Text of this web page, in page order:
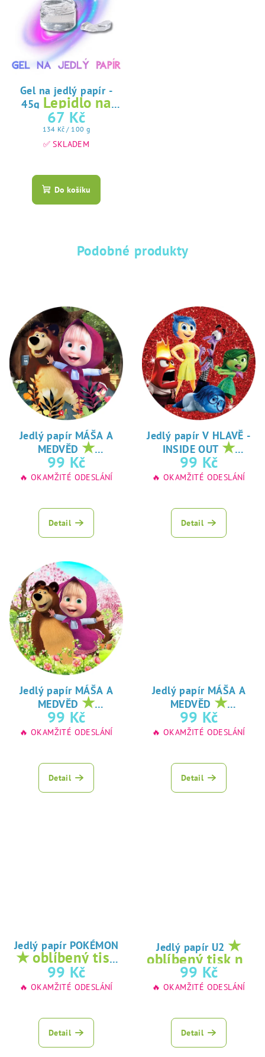
Gel na jedlý papír -
45g Lepidlo na
jedlý papír
67 Kč
Měrná
cena:
134 Kč / 100 g
✅ SKLADEM
hodnocení
produktu
hvězdiček.
Do košíku
Podobné produkty
Jedlý papír MÁŠA A
MEDVĚD ★
oblíbený tisk na
jedlý papír
99 Kč
🔥 OKAMŽITÉ ODESLÁNÍ
Detail
Jedlý papír V HLAVĚ -
INSIDE OUT ★
oblíbený tisk na
jedlý papír
99 Kč
🔥 OKAMŽITÉ ODESLÁNÍ
Detail
Jedlý papír MÁŠA A
MEDVĚD ★
oblíbený tisk na
jedlý papír
99 Kč
🔥 OKAMŽITÉ ODESLÁNÍ
Detail
Jedlý papír MÁŠA A
MEDVĚD ★
oblíbený tisk na
jedlý papír
99 Kč
🔥 OKAMŽITÉ ODESLÁNÍ
Detail
Jedlý papír POKÉMON
★ oblíbený tisk
na jedlý papír
99 Kč
🔥 OKAMŽITÉ ODESLÁNÍ
Detail
Jedlý papír U2 ★
oblíbený tisk na
jedlý papír
99 Kč
🔥 OKAMŽITÉ ODESLÁNÍ
Detail